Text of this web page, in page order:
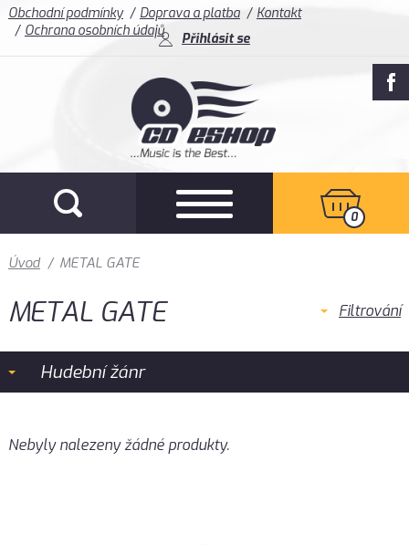
Obchodní podmínky Doprava a platba
Kontakt
Ochrana osobních údajů
Přihlásit se
0
Úvod / METAL GATE
METAL GATE Filtrování
Hudební žánr
Nebyly nalezeny žádné produkty.